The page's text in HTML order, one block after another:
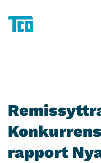
rapport